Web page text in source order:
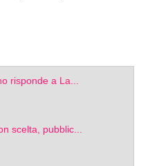
risponde a La...
scelta, pubblic...